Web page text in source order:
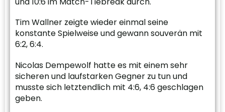
Tim Wallner zeigte wieder einmal seine
konstante Spielweise und gewann souverän mit
6:2, 6:4.
Nicolas Dempewolf hatte es mit einem sehr
sicheren und laufstarken Gegner zu tun und
musste sich letztendlich mit 4:6, 4:6 geschlagen
geben.